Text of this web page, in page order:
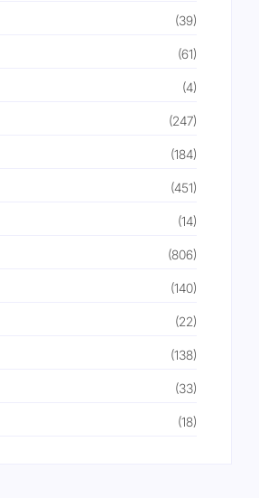
(39)
(61)
(4)
(247)
(184)
(451)
(14)
(806)
(140)
(22)
(138)
(33)
(18)